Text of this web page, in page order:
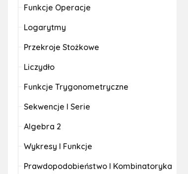
Funkcje Operacje
Logarytmy
Przekroje Stożkowe
Liczydło
Funkcje Trygonometryczne
Sekwencje I Serie
Algebra 2
Wykresy I Funkcje
Prawdopodobieństwo I Kombinatoryka